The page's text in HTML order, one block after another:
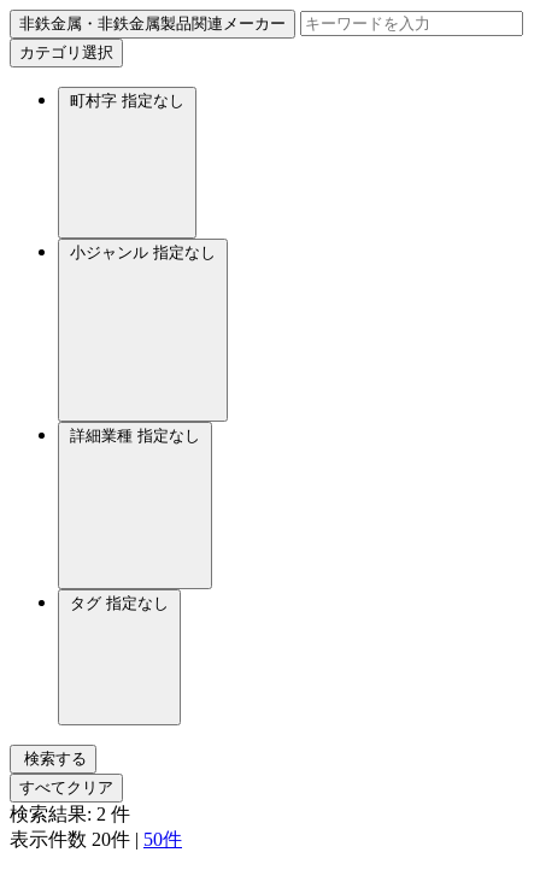
非鉄金属・非鉄金属製品関連メーカー
カテゴリ選択
町村字 指定なし
小ジャンル 指定なし
詳細業種 指定なし
タグ 指定なし
検索する
すべてクリア
検索結果: 2 件
表示件数 20件 | 50件